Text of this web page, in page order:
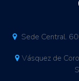
Sede Central.
Vásquez de